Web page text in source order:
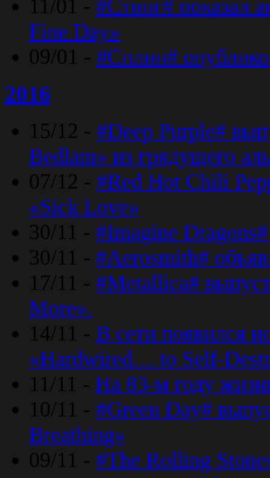
11/01 - #Стинг# показал
Fine Day»
09/01 - #Сплин#
2016
15/12 - #Deep Purple#
Bedlam» из грядущего
07/12 - #Red Hot Chili
«Sick Love»
30/11 - #Imagine
30/11 - #Aerosmith#
17/11 - #Metallica#
More».
14/11 - В сети появился
«Hardwired… to Self-
11/11 - На 83-м году
10/11 - #Green Day#
Breathing»
09/11 - #The Rolling